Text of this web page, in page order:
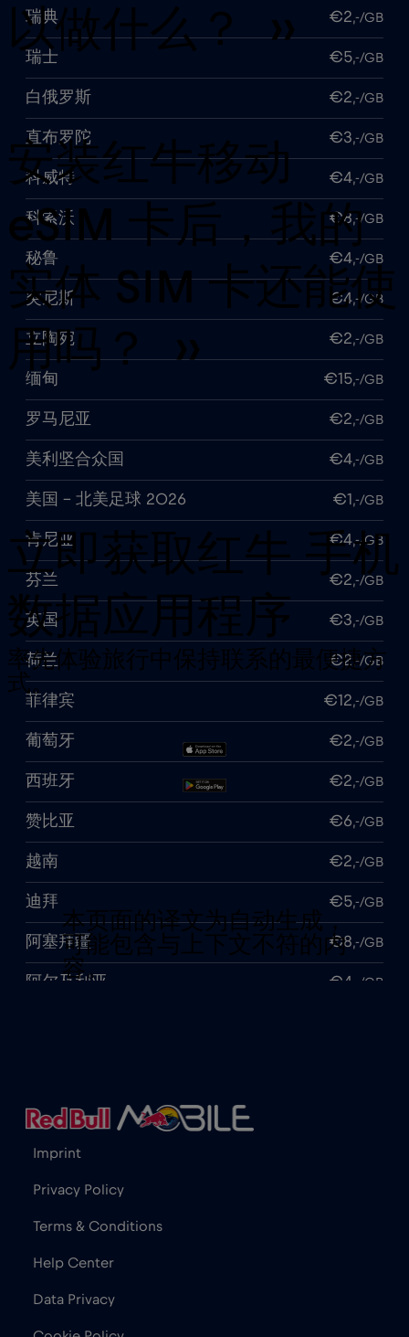
瑞典 €2,-/GB
瑞士 €5,-/GB
白俄罗斯 €2,-/GB
直布罗陀 €3,-/GB
科威特 €4,-/GB
科索沃 €8,-/GB
秘鲁 €4,-/GB
突尼斯 €4,-/GB
立陶宛 €2,-/GB
缅甸 €15,-/GB
罗马尼亚 €2,-/GB
美利坚合众国 €4,-/GB
美国 - 北美足球 2026 €1 ,-/GB
肯尼亚 €4,-/GB
芬兰 €2,-/GB
英国 €3,-/GB
荷兰 €2 ,-/GB
菲律宾 €12,-/GB
葡萄牙 €2,-/GB
西班牙 €2,-/GB
赞比亚 €6,-/GB
越南 €2,-/GB
迪拜 €5,-/GB
阿塞拜疆 €8,-/GB
阿尔及利亚 €4 ,-/GB
韩国
香港
马尔代夫
马拉维
以做什么？ ››
安装红牛移动
eSIM 卡后，我的
实体 SIM 卡还能使
用吗？ ››
立即获取红牛 手机
数据应用程序
率先体验旅行中保持联系的最便捷方
式。
本页面的译文为自动生成，
可能包含与上下文不符的内
容。
Imprint
Privacy Policy
Terms & Conditions
Help Center
Data Privacy